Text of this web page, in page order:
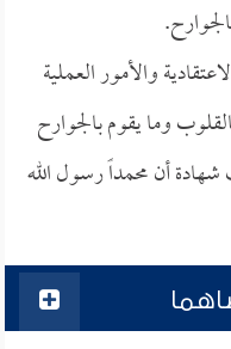
والأمور العملية
وما يقوم بالجوارح
أن محمداً رسول الله